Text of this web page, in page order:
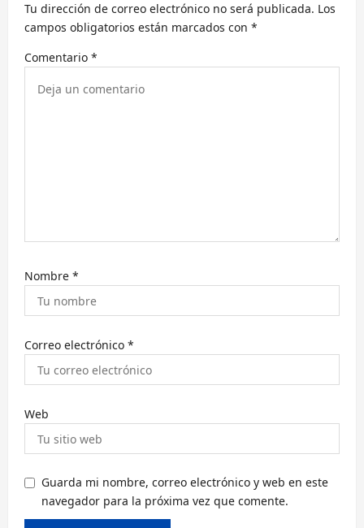
ó
d
d
a
s
Tu dirección de correo electrónico no será publicada. Los
campos obligatorios están marcados con *
Comentario *
Nombre *
Correo electrónico *
Web
Guarda mi nombre, correo electrónico y web en este
navegador para la próxima vez que comente.